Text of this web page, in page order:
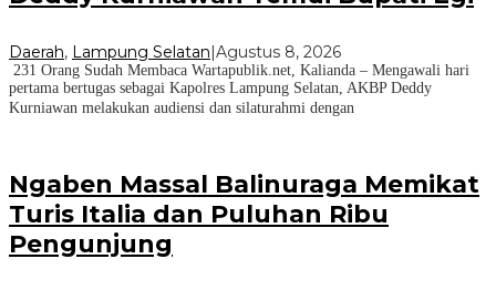
Daerah, Lampung Selatan|Agustus 8, 2026
231 Orang Sudah Membaca Wartapublik.net, Kalianda – Mengawali hari
pertama bertugas sebagai Kapolres Lampung Selatan, AKBP Deddy
Kurniawan melakukan audiensi dan silaturahmi dengan
Ngaben Massal Balinuraga Memikat
Turis Italia dan Puluhan Ribu
Pengunjung